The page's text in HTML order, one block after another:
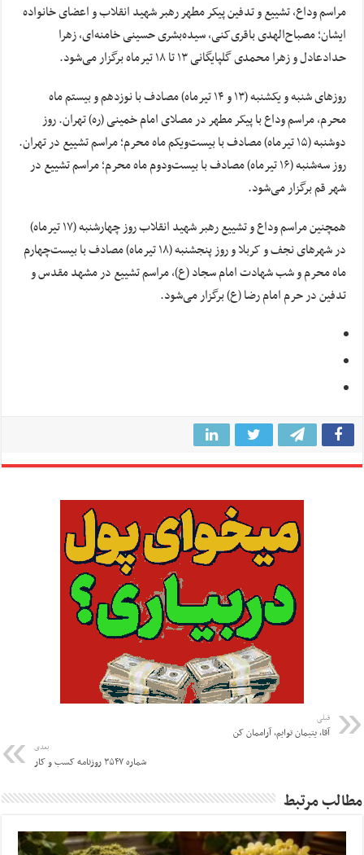
مراسم وداع، تشییع و تدفین پیکر مطهر رهبر شهید انقلاب و اعضای خانواده
ایشان؛ مصباح‌الهدی باقری‌کنی، سیده‌بشری حسینی خامنه‌ای، زهرا
حدادعادل و زهرا محمدی گلپایگانی ۱۳ تا ۱۸ تیرماه برگزار می‌شود.
روزهای شنبه و یکشنبه (۱۳ و ۱۴ تیرماه) مصادف با نوزدهم و بیستم ماه
محرم، مراسم وداع با پیکر مطهر در مصلای امام خمینی (ره) تهران. روز
دوشنبه (۱۵ تیرماه) مصادف با بیست‌ویکم ماه محرم؛ مراسم تشییع در تهران.
روز سه‌شنبه (۱۶ تیرماه) مصادف با بیست‌ودوم ماه محرم؛ مراسم تشییع در
شهر قم برگزار می‌شود.
همچنین مراسم وداع و تشییع رهبر شهید انقلاب روز چهارشنبه (۱۷ تیرماه)
در شهرهای نجف و کربلا و روز پنجشنبه (۱۸ تیرماه) مصادف با بیست‌چهارم
ماه محرم و شب شهادت امام سجاد (ع)، مراسم تشییع در مشهد مقدس و
تدفین در حرم امام‌ رضا (ع) برگزار می‌شود.
قبلی
آقا، یتیمان توایم، آراممان کن
بعدی
شماره ۳۵۴۷ روزنامه کسب و کار
مطالب مرتبط